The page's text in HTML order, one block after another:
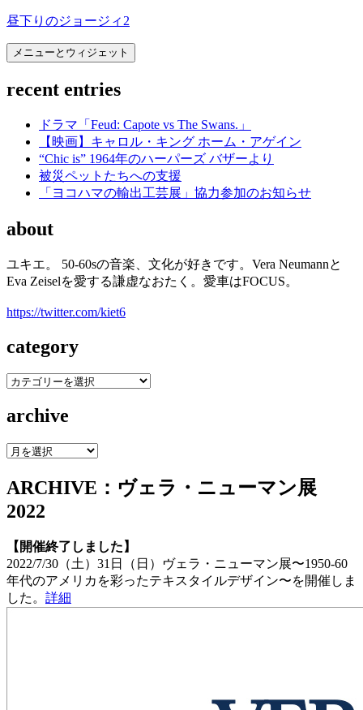
コ
テ
ツ
昼下りのジョージィ2
メニューとウィジェット
recent entries
ドラマ「Feud: Capote vs The Swans.」
【映画】キャロル・キング ホーム・アゲイン
“Chic is” 1964年のハーパーズ バザーより
被災ペットたちへの支援
「ヨコハマの輸出工芸展」協力参加のお知らせ
about
ユキエ。 50-60sの音楽、文化が好きです。Vera Neumannと
Eva Zeiselを愛する謙虚なおたく。愛車はFOCUS。
https://twitter.com/kiet6
category
category
archive
archive
ARCHIVE：ヴェラ・ニューマン展
2022
【開催終了しました】
2022/7/30（土）31日（日）ヴェラ・ニューマン展〜1950-60
年代のアメリカを彩ったテキスタイルデザイン〜を開催しま
した。 詳細